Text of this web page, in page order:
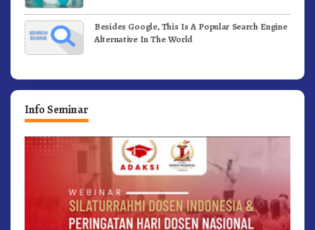
Besides Google, This Is A Popular Search Engine
Alternative In The World
Info Seminar